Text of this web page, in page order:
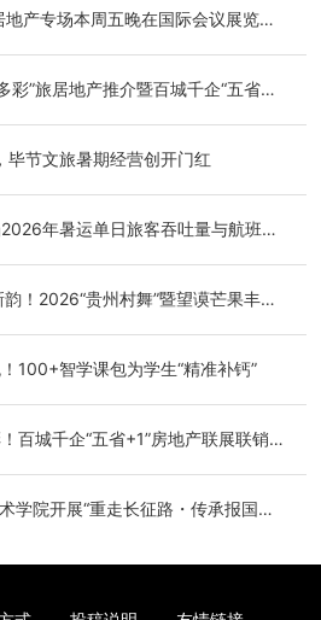
地产专场本周五晚在国际会议展览中
彩”旅居地产推介暨百城千企“五省
毕节文旅暑期经营创开门红
年暑运单日旅客吞吐量与航班起
！2026“贵州村舞”暨望谟芒果丰收
100+智学课包为学生“精准补钙”
百城千企“五省+1”房地产联展联销活
学院开展“重走长征路・传承报国